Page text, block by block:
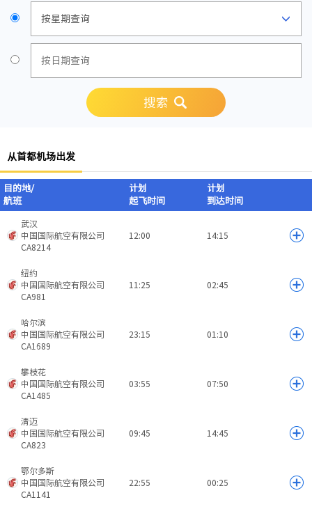
搜索
从首都机场出发
目的地/
航班
计划
起飞时间
计划
到达时间
武汉
中国国际航空有限公司
CA8214
12:00 14:15
纽约
中国国际航空有限公司
CA981
11:25 02:45
哈尔滨
中国国际航空有限公司
CA1689
23:15 01:10
攀枝花
中国国际航空有限公司
CA1485
03:55 07:50
清迈
中国国际航空有限公司
CA823
09:45 14:45
鄂尔多斯
中国国际航空有限公司
CA1141
22:55 00:25